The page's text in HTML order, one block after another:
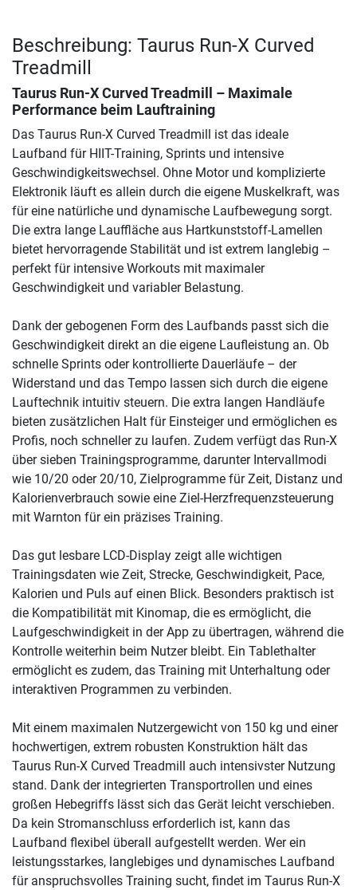
Beschreibung: Taurus Run-X Curved
Treadmill
Taurus Run-X Curved Treadmill – Maximale
Performance beim Lauftraining
Das Taurus Run-X Curved Treadmill ist das ideale
Laufband für HIIT-Training, Sprints und intensive
Geschwindigkeitswechsel. Ohne Motor und komplizierte
Elektronik läuft es allein durch die eigene Muskelkraft, was
für eine natürliche und dynamische Laufbewegung sorgt.
Die extra lange Lauffläche aus Hartkunststoff-Lamellen
bietet hervorragende Stabilität und ist extrem langlebig –
perfekt für intensive Workouts mit maximaler
Geschwindigkeit und variabler Belastung.
Dank der gebogenen Form des Laufbands passt sich die
Geschwindigkeit direkt an die eigene Laufleistung an. Ob
schnelle Sprints oder kontrollierte Dauerläufe – der
Widerstand und das Tempo lassen sich durch die eigene
Lauftechnik intuitiv steuern. Die extra langen Handläufe
bieten zusätzlichen Halt für Einsteiger und ermöglichen es
Profis, noch schneller zu laufen. Zudem verfügt das Run-X
über sieben Trainingsprogramme, darunter Intervallmodi
wie 10/20 oder 20/10, Zielprogramme für Zeit, Distanz und
Kalorienverbrauch sowie eine Ziel-Herzfrequenzsteuerung
mit Warnton für ein präzises Training.
Das gut lesbare LCD-Display zeigt alle wichtigen
Trainingsdaten wie Zeit, Strecke, Geschwindigkeit, Pace,
Kalorien und Puls auf einen Blick. Besonders praktisch ist
die Kompatibilität mit Kinomap, die es ermöglicht, die
Laufgeschwindigkeit in der App zu übertragen, während die
Kontrolle weiterhin beim Nutzer bleibt. Ein Tablethalter
ermöglicht es zudem, das Training mit Unterhaltung oder
interaktiven Programmen zu verbinden.
Mit einem maximalen Nutzergewicht von 150 kg und einer
hochwertigen, extrem robusten Konstruktion hält das
Taurus Run-X Curved Treadmill auch intensivster Nutzung
stand. Dank der integrierten Transportrollen und eines
großen Hebegriffs lässt sich das Gerät leicht verschieben.
Da kein Stromanschluss erforderlich ist, kann das
Laufband flexibel überall aufgestellt werden. Wer ein
leistungsstarkes, langlebiges und dynamisches Laufband
für anspruchsvolles Training sucht, findet im Taurus Run-X